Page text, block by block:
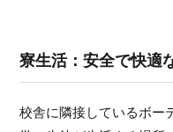
寮生活：安全で快適
校舎に隣接しているボー